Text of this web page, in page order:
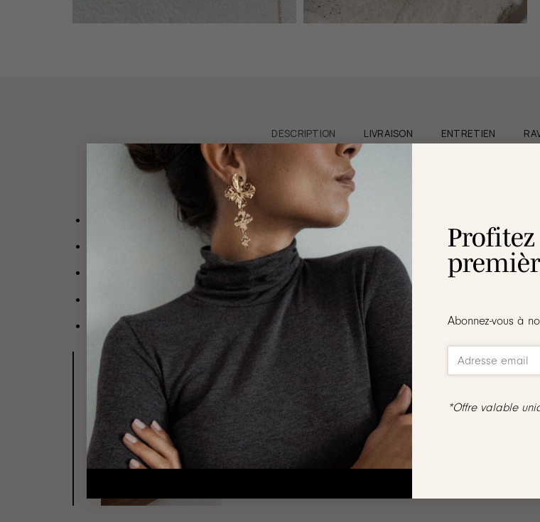
Profitez
Abonnez-vous à
*Offre valable
DESCRIPTION LIVRAISON ENTRETIEN
Collier en plaqué or 3 microns 18 carats
Bijou composé d’une fine chaîne classique et d’un pendentif serti de 3 oxydes de zirconium
Longueur pendentif : 0.8 cm
à 38 cm, 40cm, 42cm et 45.5 cm
Fermoir mousqueton ovale
Découvrez les bijoux de la même collection :